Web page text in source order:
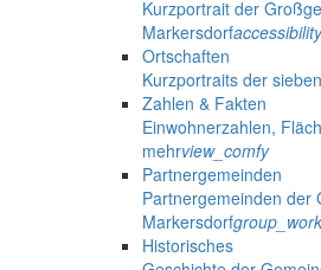
Kurzportrait der
Markersdorfaccessibility
Ortschaften
Kurzportraits der
Zahlen & Fakten
Einwohnerzahlen,
mehrview_comfy
Partnergemeinden
Partnergemeinden der
Markersdorfgroup_work
Historisches